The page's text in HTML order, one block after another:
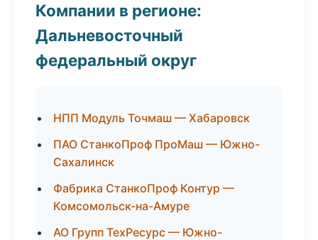
Компании в регионе:
Дальневосточный
федеральный округ
НПП Модуль Точмаш — Хабаровск
ПАО СтанкоПроф ПроМаш — Южно-
Сахалинск
Фабрика СтанкоПроф Контур —
Комсомольск-на-Амуре
АО Групп ТехРесурс — Южно-